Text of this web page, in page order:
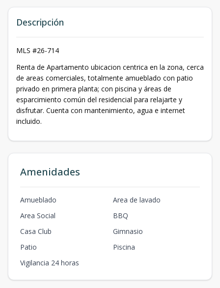
Descripción
MLS #26-714
Renta de Apartamento ubicacion centrica en la zona, cerca
de areas comerciales, totalmente amueblado con patio
privado en primera planta; con piscina y áreas de
esparcimiento común del residencial para relajarte y
disfrutar. Cuenta con mantenimiento, agua e internet
incluido.
Amenidades
Amueblado
Area de lavado
Area Social
BBQ
Casa Club
Gimnasio
Patio
Piscina
Vigilancia 24 horas